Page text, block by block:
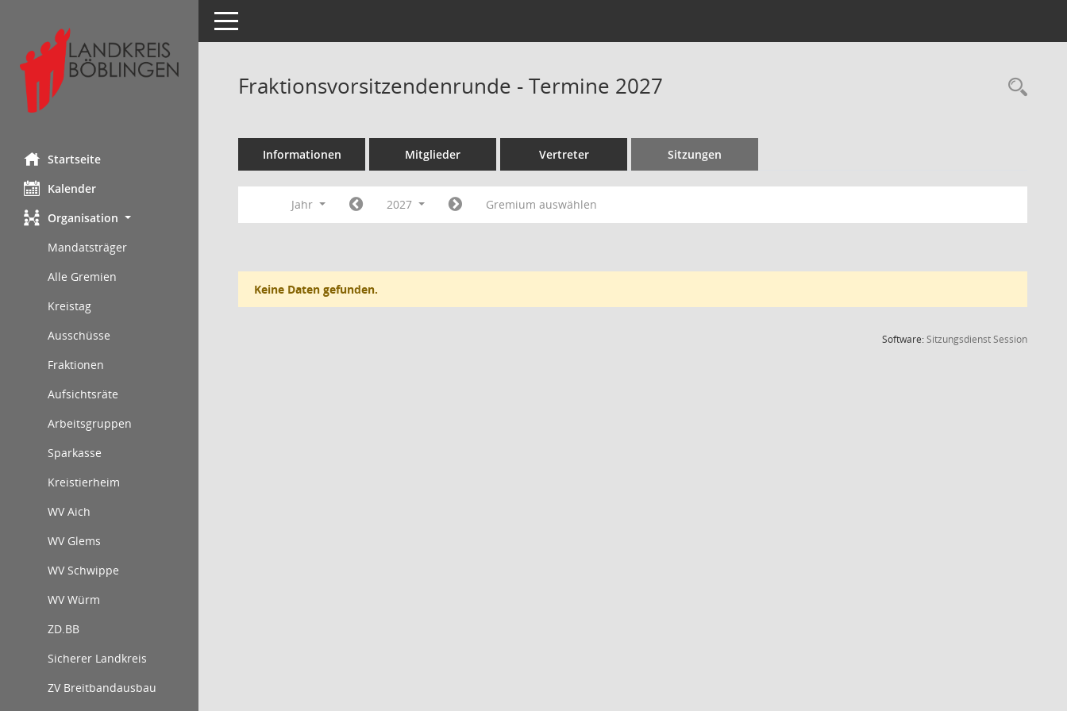
Startseite
Kalender
Organisation
Mandatsträger
Alle Gremien
Kreistag
Ausschüsse
Fraktionen
Aufsichtsräte
Arbeitsgruppen
Sparkasse
Kreistierheim
WV Aich
WV Glems
WV Schwippe
WV Würm
ZD.BB
Sicherer Landkreis
ZV Breitbandausbau
Toggle navigation
Fraktionsvorsitzendenrunde - Termine 2027
Informationen Mitglieder Vertreter Sitzungen
Jahr 2027 Gremium auswählen
Keine Daten gefunden.
Software:SitzungsdienstSession(Wird in